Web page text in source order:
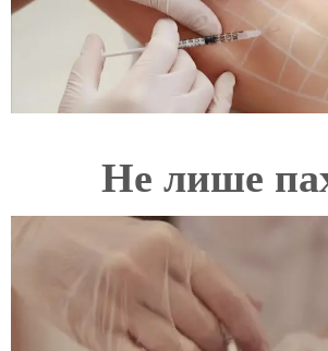
Не лише